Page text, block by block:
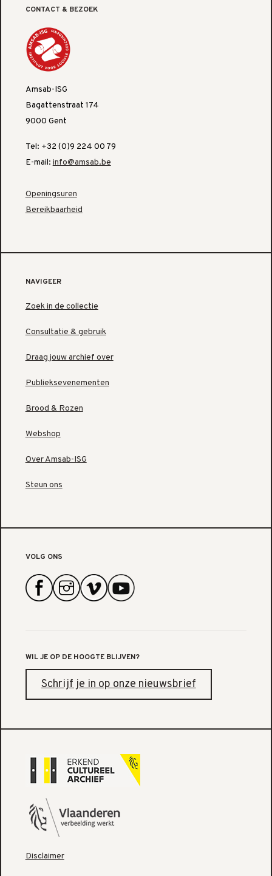
CONTACT & BEZOEK
Amsab-ISG
Bagattenstraat 174
9000 Gent
Tel: +32 (0)9 224 00 79
E-mail: info@amsab.be
Openingsuren
Bereikbaarheid
NAVIGEER
Zoek in de collectie
Consultatie & gebruik
Draag jouw archief over
Publieksevenementen
Brood & Rozen
Webshop
Over Amsab-ISG
Steun ons
VOLG ONS
WIL JE OP DE HOOGTE BLIJVEN?
Schrijf je in op onze nieuwsbrief
Disclaimer